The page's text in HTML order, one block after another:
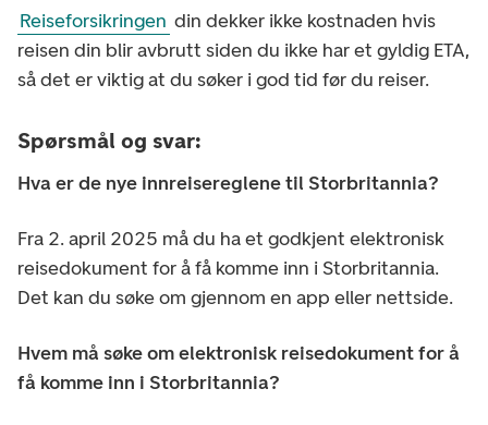
Reiseforsikringen din dekker ikke kostnaden hvis
reisen din blir avbrutt siden du ikke har et gyldig ETA,
så det er viktig at du søker i god tid før du reiser.
Spørsmål og svar:
Hva er de nye innreisereglene til Storbritannia?
Fra 2. april 2025 må du ha et godkjent elektronisk
reisedokument for å få komme inn i Storbritannia.
Det kan du søke om gjennom en app eller nettside.
Hvem må søke om elektronisk reisedokument for å
få komme inn i Storbritannia?